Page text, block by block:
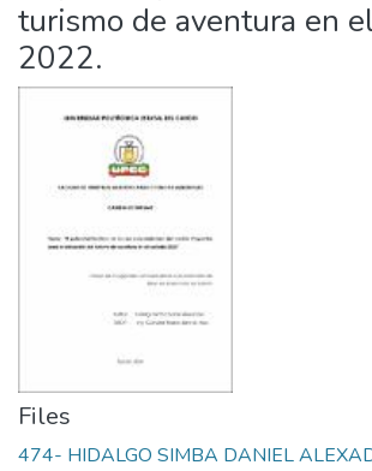
turismo de aventura en
2022.
Files
474- HIDALGO SIMBA DANIEL